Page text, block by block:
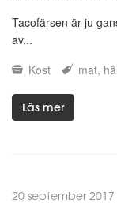
Tacofärsen är ju
av...
Kost
mat
Läs mer
20 september 2017